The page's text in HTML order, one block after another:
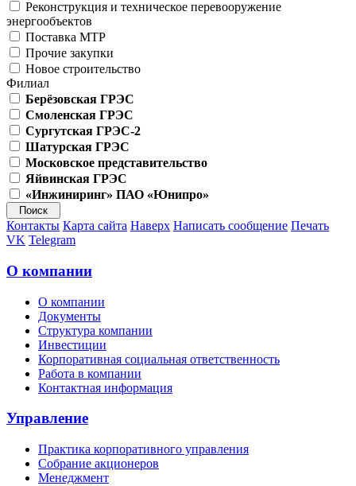
Реконструкция и техническое перевооружение
энергообъектов
Поставка МТР
Прочие закупки
Новое строительство
Филиал
Берёзовская ГРЭС
Смоленская ГРЭС
Сургутская ГРЭС-2
Шатурская ГРЭС
Московское представительство
Яйвинская ГРЭС
«Инжиниринг» ПАО «Юнипро»
Контакты Карта сайта Наверх Написать сообщение Печать
VK Telegram
О компании
О компании
Документы
Структура компании
Инвестиции
Корпоративная социальная ответственность
Работа в компании
Контактная информация
Управление
Практика корпоративного управления
Собрание акционеров
Менеджмент